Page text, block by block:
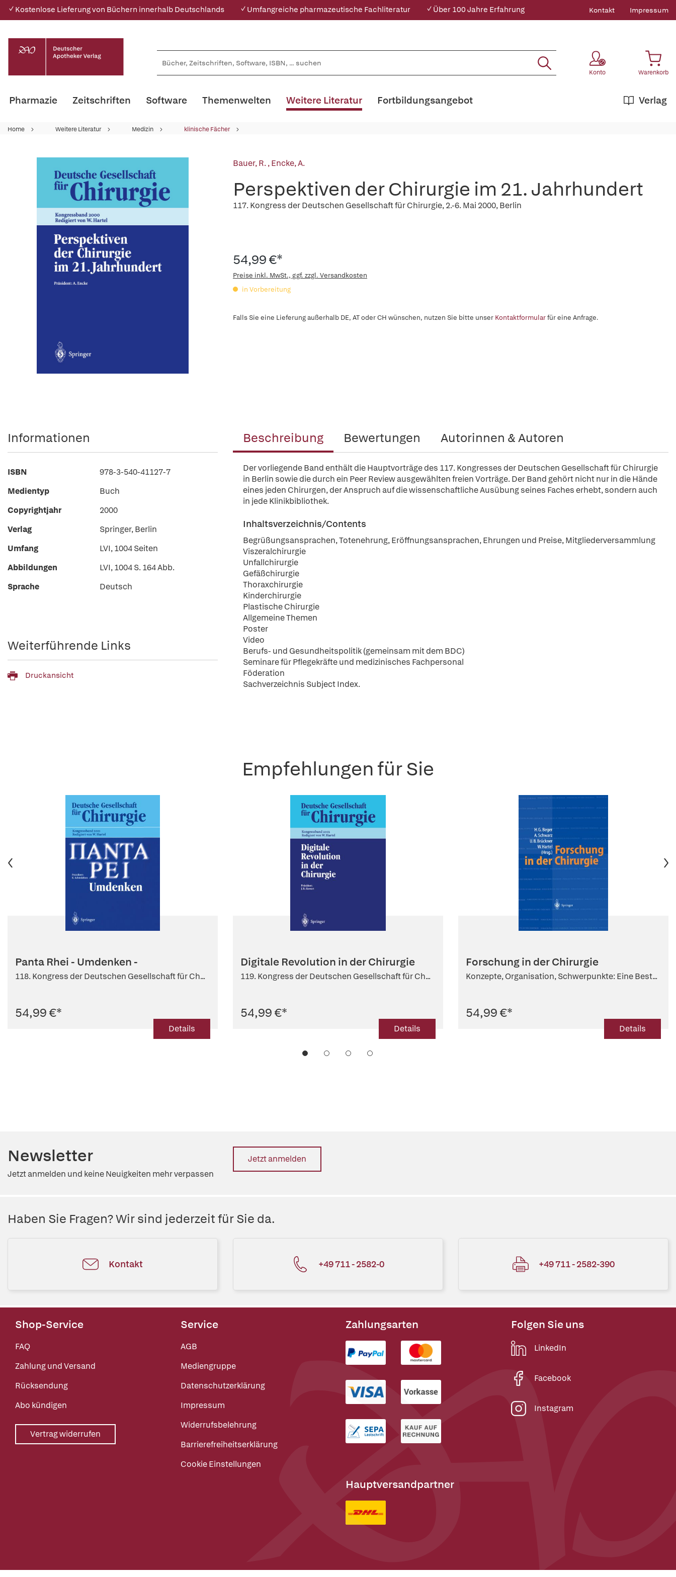
✓ Kostenlose Lieferung von Büchern innerhalb Deutschlands ✓ Umfangreiche pharmazeutische Fachliteratur ✓ Über 100 Jahre Erfahrung Kontakt Impressum
Konto Warenkorb
Pharmazie Zeitschriften Software Themenwelten Weitere Literatur Verlag
Fortbildungsangebot
Home Weitere Literatur Medizin klinische Fächer
Bauer, R.,Encke, A.
Perspektiven der Chirurgie im 21. Jahrhundert
117. Kongress der Deutschen Gesellschaft für Chirurgie, 2.-6. Mai 2000, Berlin
54,99 €*
Preise inkl. MwSt., ggf. zzgl. Versandkosten
in Vorbereitung
Falls Sie eine Lieferung außerhalb DE, AT oder CH wünschen, nutzen Sie bitte unser Kontaktformularfür eine Anfrage.
Beschreibung Bewertungen Autorinnen & Autoren
Der vorliegende Band enthält die Hauptvorträge des 117. Kongresses der Deutschen Gesellschaft für Chirurgie
in Berlin sowie die durch ein Peer Review ausgewählten freien Vorträge. Der Band gehört nicht nur in die Hände
eines jeden Chirurgen, der Anspruch auf die wissenschaftliche Ausübung seines Faches erhebt, sondern auch
in jede Klinikbibliothek.
Inhaltsverzeichnis/Contents
Begrüßungsansprachen, Totenehrung, Eröffnungsansprachen, Ehrungen und Preise, Mitgliederversammlung
Viszeralchirurgie
Unfallchirurgie
Gefäßchirurgie
Thoraxchirurgie
Kinderchirurgie
Plastische Chirurgie
Allgemeine Themen
Poster
Video
Berufs- und Gesundheitspolitik (gemeinsam mit dem BDC)
Seminare für Pflegekräfte und medizinisches Fachpersonal
Föderation
Sachverzeichnis Subject Index.
Informationen
ISBN
978-3-540-41127-7
Medientyp
Buch
Copyrightjahr
2000
Verlag
Springer, Berlin
Umfang
LVI, 1004 Seiten
Abbildungen
LVI, 1004 S. 164 Abb.
Sprache
Deutsch
Weiterführende Links
Druckansicht
Empfehlungen für Sie
Panta Rhei - Umdenken -
118. Kongress der Deutschen Gesellschaft für Ch...
54,99 €*
Details
Digitale Revolution in der Chirurgie
119. Kongress der Deutschen Gesellschaft für Ch...
54,99 €*
Details
Forschung in der Chirurgie
Konzepte, Organisation, Schwerpunkte: Eine Best...
54,99 €*
Details
Newsletter
Jetzt anmelden und keine Neuigkeiten mehr verpassen
Jetzt anmelden
Haben Sie Fragen? Wir sind jederzeit für Sie da.
Kontakt +49 711 - 2582-0 +49 711 - 2582-390
Shop-Service
FAQ
Zahlung und Versand
Rücksendung
Abo kündigen
Vertrag widerrufen
Service
AGB
Mediengruppe
Datenschutzerklärung
Impressum
Widerrufsbelehrung
Barrierefreiheitserklärung
Cookie Einstellungen
Zahlungsarten
Hauptversandpartner
Folgen Sie uns
LinkedIn
Facebook
Instagram